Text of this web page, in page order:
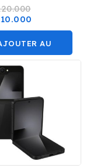
Caméra
–
–
AU
PANIER